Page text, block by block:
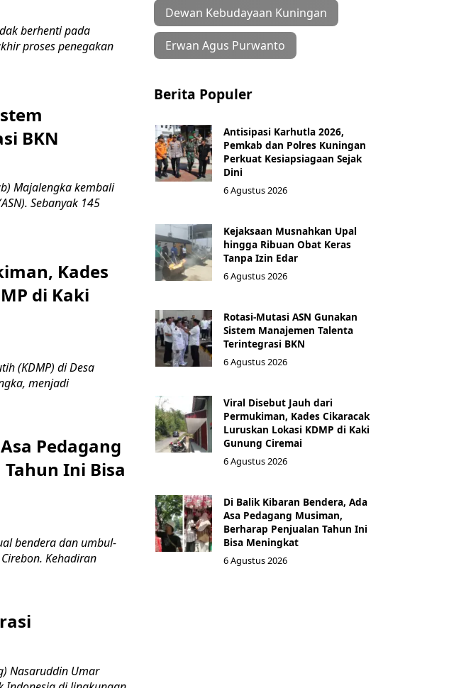
berhenti pada
proses penegakan
BKN
Majalengka kembali
Sebanyak 145
Kades
di Kaki
(KDMP) di Desa
menjadi
Pedagang
Ini Bisa
bendera dan umbul-
Kehadiran
Nasaruddin Umar
Dewan Kebudayaan Kuningan
Erwan Agus Purwanto
Berita Populer
Antisipasi Karhutla 2026,
Pemkab dan Polres Kuningan
Perkuat Kesiapsiagaan Sejak
Dini
6 Agustus 2026
Kejaksaan Musnahkan Upal
hingga Ribuan Obat Keras
Tanpa Izin Edar
6 Agustus 2026
Rotasi-Mutasi ASN Gunakan
Sistem Manajemen Talenta
Terintegrasi BKN
6 Agustus 2026
Viral Disebut Jauh dari
Permukiman, Kades Cikaracak
Luruskan Lokasi KDMP di Kaki
Gunung Ciremai
6 Agustus 2026
Di Balik Kibaran Bendera, Ada
Asa Pedagang Musiman,
Berharap Penjualan Tahun Ini
Bisa Meningkat
6 Agustus 2026